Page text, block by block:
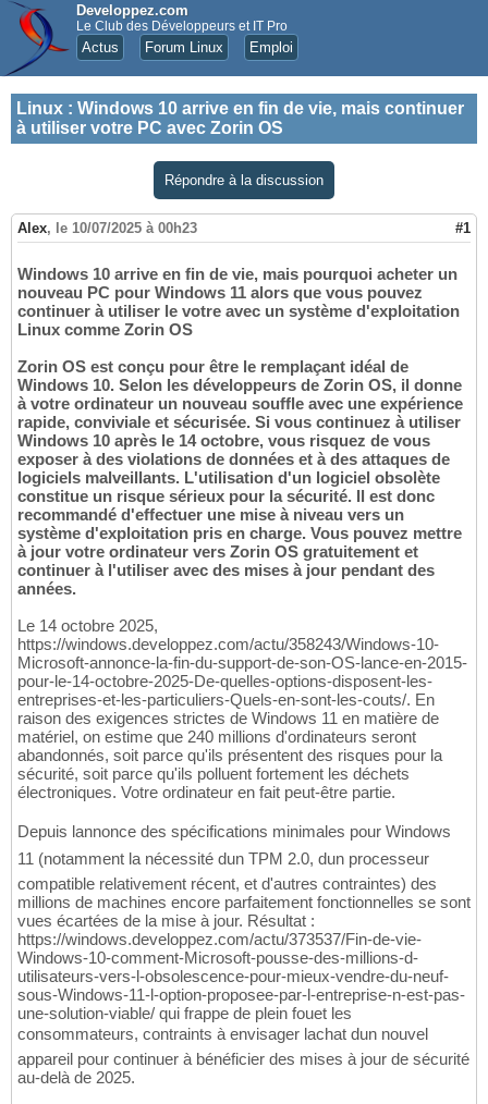
Developpez.com
Le Club des Développeurs et IT Pro
Actus Forum Linux Emploi
Linux : Windows 10 arrive en fin de vie, mais continuer
à utiliser votre PC avec Zorin OS
Répondre à la discussion
Alex, le 10/07/2025 à 00h23 #1
Windows 10 arrive en fin de vie, mais pourquoi acheter un
nouveau PC pour Windows 11 alors que vous pouvez
continuer à utiliser le votre avec un système d'exploitation
Linux comme Zorin OS
Zorin OS est conçu pour être le remplaçant idéal de
Windows 10. Selon les développeurs de Zorin OS, il donne
à votre ordinateur un nouveau souffle avec une expérience
rapide, conviviale et sécurisée. Si vous continuez à utiliser
Windows 10 après le 14 octobre, vous risquez de vous
exposer à des violations de données et à des attaques de
logiciels malveillants. L'utilisation d'un logiciel obsolète
constitue un risque sérieux pour la sécurité. Il est donc
recommandé d'effectuer une mise à niveau vers un
système d'exploitation pris en charge. Vous pouvez mettre
à jour votre ordinateur vers Zorin OS gratuitement et
continuer à l'utiliser avec des mises à jour pendant des
années.
Le 14 octobre 2025,
https://windows.developpez.com/actu/358243/Windows-10-
Microsoft-annonce-la-fin-du-support-de-son-OS-lance-en-2015-
pour-le-14-octobre-2025-De-quelles-options-disposent-les-
entreprises-et-les-particuliers-Quels-en-sont-les-couts/. En
raison des exigences strictes de Windows 11 en matière de
matériel, on estime que 240 millions d'ordinateurs seront
abandonnés, soit parce qu'ils présentent des risques pour la
sécurité, soit parce qu'ils polluent fortement les déchets
électroniques. Votre ordinateur en fait peut-être partie.
Depuis lannonce des spécifications minimales pour Windows
11 (notamment la nécessité dun TPM 2.0, dun processeur
compatible relativement récent, et d'autres contraintes) des
millions de machines encore parfaitement fonctionnelles se sont
vues écartées de la mise à jour. Résultat :
https://windows.developpez.com/actu/373537/Fin-de-vie-
Windows-10-comment-Microsoft-pousse-des-millions-d-
utilisateurs-vers-l-obsolescence-pour-mieux-vendre-du-neuf-
sous-Windows-11-l-option-proposee-par-l-entreprise-n-est-pas-
une-solution-viable/ qui frappe de plein fouet les
consommateurs, contraints à envisager lachat dun nouvel
appareil pour continuer à bénéficier des mises à jour de sécurité
au-delà de 2025.